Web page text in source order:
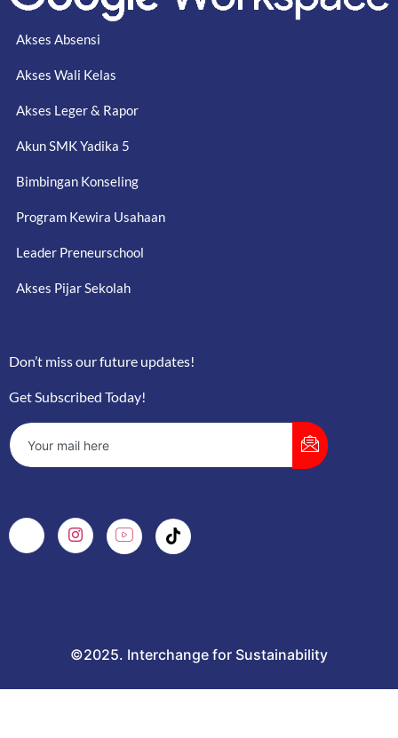
Akses Absensi
Akses Wali Kelas
Akses Leger & Rapor
Akun SMK Yadika 5
Bimbingan Konseling
Program Kewira Usahaan
Leader Preneurschool
Akses Pijar Sekolah
Don’t miss our future updates!
Get Subscribed Today!
©2025. Interchange for Sustainability